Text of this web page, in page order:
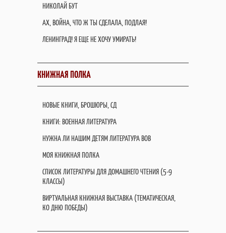
НИКОЛАЙ БУТ
АХ, ВОЙНА, ЧТО Ж ТЫ СДЕЛАЛА, ПОДЛАЯ!
ЛЕНИНГРАД! Я ЕЩЕ НЕ ХОЧУ УМИРАТЬ!
КНИЖНАЯ ПОЛКА
НОВЫЕ КНИГИ, БРОШЮРЫ, СД
КНИГИ: ВОЕННАЯ ЛИТЕРАТУРА
НУЖНА ЛИ НАШИМ ДЕТЯМ ЛИТЕРАТУРА ВОВ
МОЯ КНИЖНАЯ ПОЛКА
СПИСОК ЛИТЕРАТУРЫ ДЛЯ ДОМАШНЕГО ЧТЕНИЯ (5-9
КЛАССЫ)
ВИРТУАЛЬНАЯ КНИЖНАЯ ВЫСТАВКА (ТЕМАТИЧЕСКАЯ,
КО ДНЮ ПОБЕДЫ)